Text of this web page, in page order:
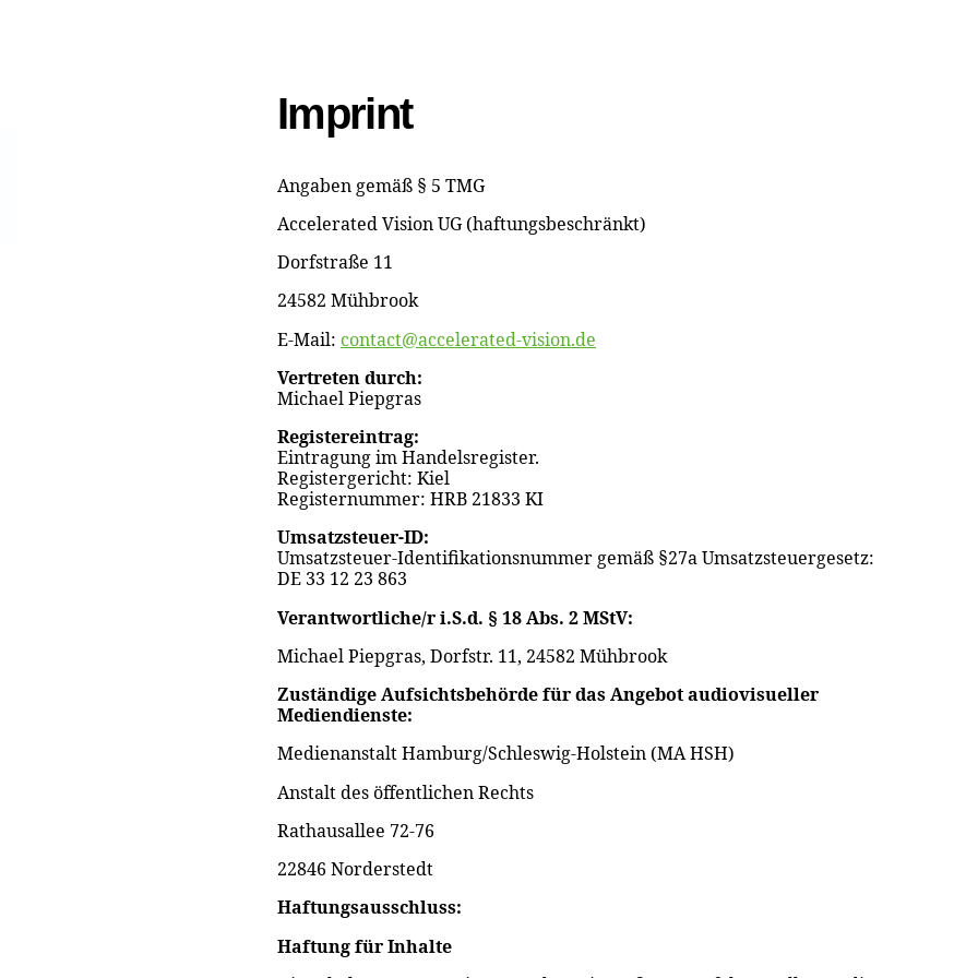
Imprint
Angaben gemäß § 5 TMG
Accelerated Vision UG (haftungsbeschränkt)
Dorfstraße 11
24582 Mühbrook
E-Mail: contact@accelerated-vision.de
Vertreten durch:
Michael Piepgras
Registereintrag:
Eintragung im Handelsregister.
Registergericht: Kiel
Registernummer: HRB 21833 KI
Umsatzsteuer-ID:
Umsatzsteuer-Identifikationsnummer gemäß §27a Umsatzsteuergesetz:
DE 33 12 23 863
Verantwortliche/r i.S.d. § 18 Abs. 2 MStV:
Michael Piepgras, Dorfstr. 11, 24582 Mühbrook
Zuständige Aufsichtsbehörde für das Angebot audiovisueller
Mediendienste:
Medienanstalt Hamburg/Schleswig-Holstein (MA HSH)
Anstalt des öffentlichen Rechts
Rathausallee 72-76
22846 Norderstedt
Haftungsausschluss:
Haftung für Inhalte